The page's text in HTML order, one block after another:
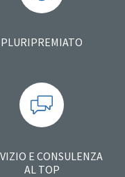
PLURIPREMIATO
E CONSULENZA
AL TOP